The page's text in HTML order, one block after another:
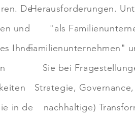
Der
und
Ihnen
in der
Herausforderungen.
"als
Familienunternehmen"
Sie bei
Strategie,
nachhaltige)